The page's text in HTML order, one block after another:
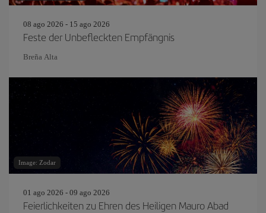
08 ago 2026 - 15 ago 2026
Feste der Unbefleckten Empfängnis
Breña Alta
Image: Zodar
01 ago 2026 - 09 ago 2026
Feierlichkeiten zu Ehren des Heiligen Mauro Abad